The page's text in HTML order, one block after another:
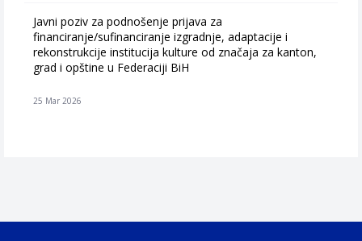
Javni poziv za podnošenje prijava za
financiranje/sufinanciranje izgradnje, adaptacije i
rekonstrukcije institucija kulture od značaja za kanton,
grad i opštine u Federaciji BiH
25 Mar 2026